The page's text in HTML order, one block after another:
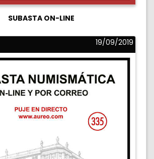
SUBASTA ON-LINE
19/09/2019